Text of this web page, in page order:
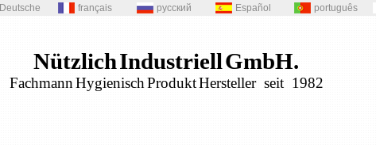
Deutsche français русский Español português
NützlichIndustriellGmbH.
FachmannHygienischProduktHersteller seit 1982